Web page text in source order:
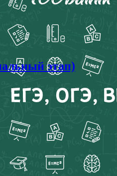
этап)